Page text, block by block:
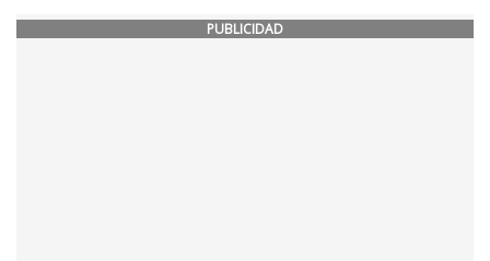
PUBLICIDAD